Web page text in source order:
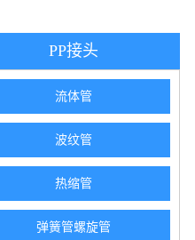
PP接头
流体管
波纹管
热缩管
弹簧管螺旋管